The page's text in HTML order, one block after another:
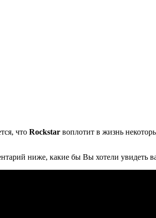
что Rockstar воплотит в жизнь
ниже, какие бы Вы хотели увидеть